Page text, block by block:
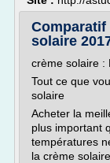
Comparatif
solaire
crème solaire :
Tout ce que
solaire
Acheter la
plus important
températures
la crème